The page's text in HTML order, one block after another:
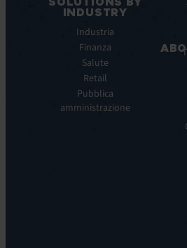
Service
Manager
Experience
Monitoring:
INDUSTRY
Industria
Finanza
Salute
Retail
Pubblica
amministrazione